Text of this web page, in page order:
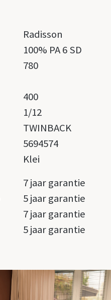
Radisson
100% PA 6 SD
780
400
1/12
TWINBACK
5694574
Klei
7 jaar garantie
5 jaar garantie
7 jaar garantie
5 jaar garantie